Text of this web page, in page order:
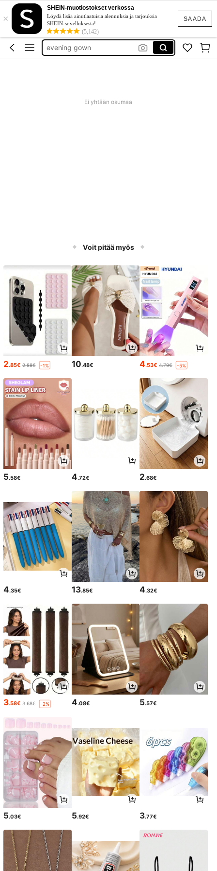
SAADA
×
SHEIN-muotiostokset verkossa
Löydä lisää ainutlaatuisia alennuksia ja tarjouksia
SHEIN-sovelluksesta!
(5,142)
goth clothing
unice
evening gown
tunika plus size
Ei yhtään osumaa
Voit pitää myös
2.85€ 2.88€ -1% 10.48€ 4.53€ 4.79€ -5%
5.58€ 4.72€ 2.68€
4.35€ 13.85€ 4.32€
3.58€ 3.68€ -2% 4.08€ 5.57€
5.03€ 5.92€ 3.77€